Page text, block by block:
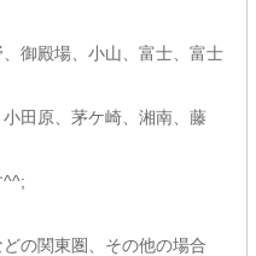
御殿場、小山、富士、富士
田原、茅ケ崎、湘南、藤
^^;
の関東圏、その他の場合